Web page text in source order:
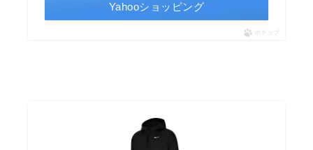
Yahooショッピング
ポチップ